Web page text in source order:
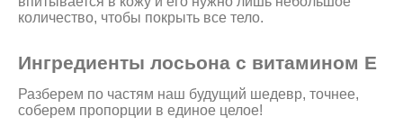
количество, чтобы покрыть все тело.
Ингредиенты лосьона с витамином Е
Разберем по частям наш будущий шедевр, точнее,
соберем пропорции в единое целое!